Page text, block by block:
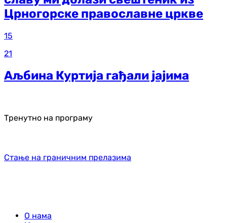
Црногорске православне цркве
15
21
Аљбина Куртија гађали јајима
Тренутно на програму
Стање на граничним прелазима
О нама